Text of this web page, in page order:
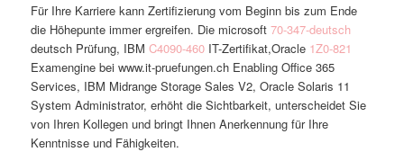
Für Ihre Karriere kann Zertifizierung vom Beginn bis zum Ende
die Höhepunte immer ergreifen. Die microsoft70-347-deutsch
deutsch Prüfung, IBMC4090-460 IT-Zertifikat,Oracle 1Z0-821
Examengine bei www.it-pruefungen.ch Enabling Office 365
Services, IBM Midrange Storage Sales V2, Oracle Solaris 11
System Administrator, erhöht die Sichtbarkeit, unterscheidet Sie
von Ihren Kollegen und bringt Ihnen Anerkennung für Ihre
Kenntnisse und Fähigkeiten.